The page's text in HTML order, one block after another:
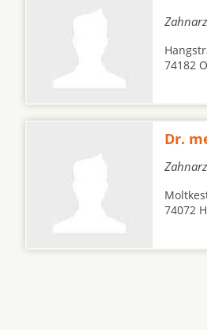
74182
Dr.
74072